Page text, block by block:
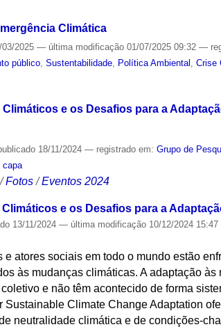
Climática
03/2025— última modificação 01/07/2025 09:32—
público,Sustentabilidade, Política Ambiental ,Crise
e os Desafios para a
18/11/2024— registrado em:Grupo de
capa
/Fotos /Eventos 2024
e os Desafios para a
13/11/2024— última modificação 10/12/2024 15:47
e atores sociais em todo o mundo estão
às mudanças climáticas. A adaptação
e não têm acontecido de forma
Sustainable Climate Change Adaptation
neutralidade climática e de condições-